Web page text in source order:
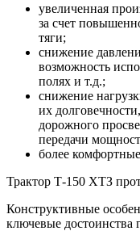
увеличенная
за счет
тяги;
снижение
возможность
полях и т.д.;
снижение
их
дорожного
передачи
более
Трактор Т-150 ХТЗ
Конструктивные
ключевые достоинства